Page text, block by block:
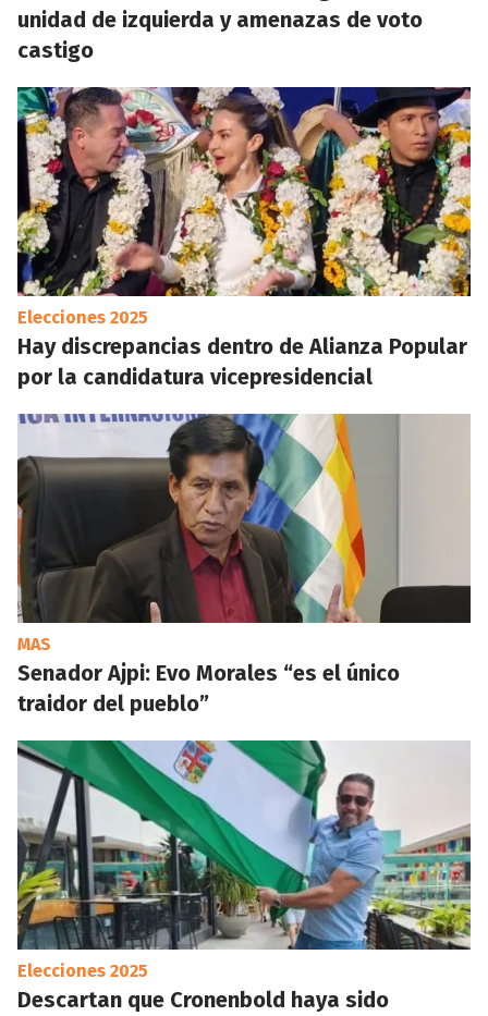
unidad de izquierda y amenazas de voto
castigo
Elecciones 2025
Hay discrepancias dentro de Alianza Popular
por la candidatura vicepresidencial
MAS
Senador Ajpi: Evo Morales “es el único
traidor del pueblo”
Elecciones 2025
Descartan que Cronenbold haya sido